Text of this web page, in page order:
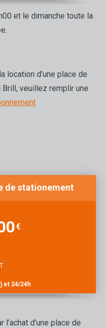
et le dimanche toute la
location d’une place de
veuillez remplir une
de stationement
€
et 24/24h
d’une place de